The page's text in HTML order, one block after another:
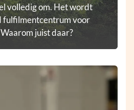
volledig om. Het wordt
fulfilmentcentrum voor
juist daar?